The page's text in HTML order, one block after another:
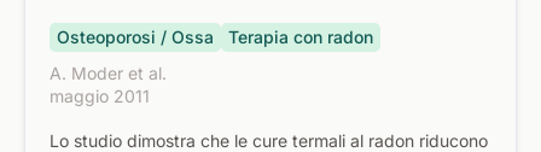
Osteoporosi / Ossa
Terapia con radon
A. Moder et al.
maggio 2011
Lo studio dimostra che le cure termali al radon riducono